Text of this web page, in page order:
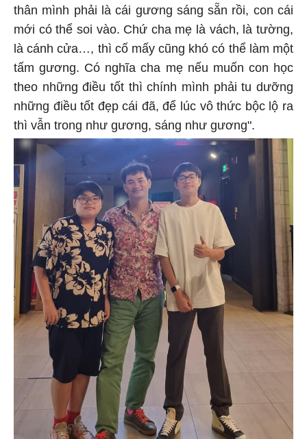
thân mình phải là cái gương sáng sẵn rồi, con cái
mới có thể soi vào. Chứ cha mẹ là vách, là tường,
là cánh cửa…, thì cố mấy cũng khó có thể làm một
tấm gương. Có nghĩa cha mẹ nếu muốn con học
theo những điều tốt thì chính mình phải tu dưỡng
những điều tốt đẹp cái đã, để lúc vô thức bộc lộ ra
thì vẫn trong như gương, sáng như gương".